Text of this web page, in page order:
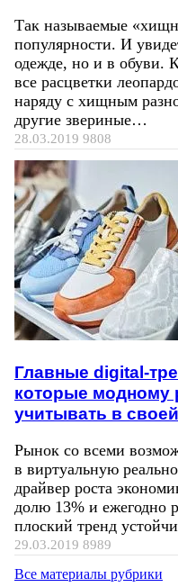
Так называемые
популярности. И
одежде, но и в обуви.
все расцветки
наряду с хищным
другие звериные…
28.03.2019 9808
Главные digital-
которые модному
учитывать в
Рынок со всеми
в виртуальную
драйвер роста
долю 13% и ежегодно
плоский тренд
29.03.2019 8989
Все материалы рубрики